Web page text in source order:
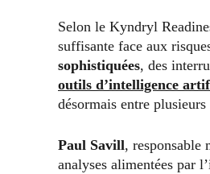
Selon le Kyndryl
suffisante face aux
sophistiquées, des
outils d’intelligence
désormais entre
Paul Savill, responsable
analyses alimentées par